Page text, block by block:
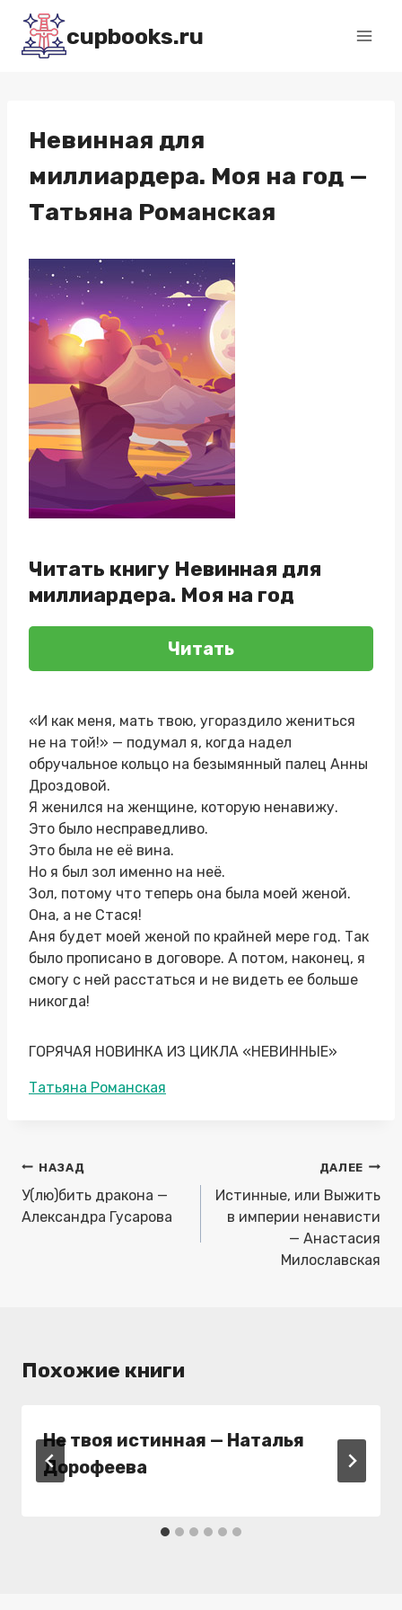
Перейти
содержимому
cupbooks.ru
Невинная для
миллиардера. Моя на год —
Татьяна Романская
Читать книгу Невинная для
миллиардера. Моя на год
Читать
«И как меня, мать твою, угораздило жениться
не на той!» — подумал я, когда надел
обручальное кольцо на безымянный палец Анны
Дроздовой.
Я женился на женщине, которую ненавижу.
Это было несправедливо.
Это была не её вина.
Но я был зол именно на неё.
Зол, потому что теперь она была моей женой.
Она, а не Стася!
Аня будет моей женой по крайней мере год. Так
было прописано в договоре. А потом, наконец, я
смогу с ней расстаться и не видеть ее больше
никогда!
ГОРЯЧАЯ НОВИНКА ИЗ ЦИКЛА «НЕВИННЫЕ»
Метки
Татьяна Романская
Навигация
по
записям
НАЗАД
У(лю)бить дракона —
Александра Гусарова
ДАЛЕЕ
Истинные, или Выжить
в империи ненависти
— Анастасия
Милославская
Похожие книги
Не твоя истинная — Наталья
Дорофеева